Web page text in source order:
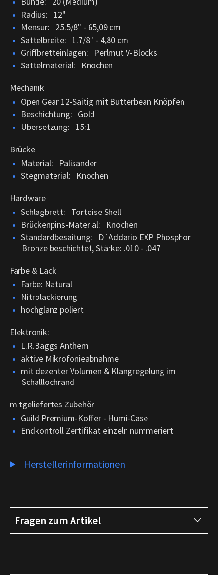
Radius: 12"
Mensur: 25.5/8" - 65,09 cm
Sattelbreite: 1.7/8" - 4,80 cm
Griffbretteinlagen: Perlmut V-Blocks
Sattelmaterial: Knochen
Mechanik
Open Gear 12-Saitig mit Butterbean Knöpfen
Beschichtung: Gold
Übersetzung: 15:1
Brücke
Material: Palisander
Stegmaterial: Knochen
Hardware
Schlagbrett: Tortoise Shell
Brückenpins-Material: Knochen
Standardbesaitung: D´Addario EXP Phosphor
Bronze beschichtet, Stärke: .010 - .047
Farbe & Lack
Farbe: Natural
Nitrolackierung
hochglanz poliert
Elektronik:
L.R.Baggs Anthem
aktive Mikrofonieabnahme
mit dezenter Volumen & Klangregelung im
Schalllochrand
mitgeliefertes Zubehör
Guild Premium-Koffer - Humi-Case
Endkontroll Zertifikat einzeln nummeriert
Herstellerinformationen
Fragen zum Artikel